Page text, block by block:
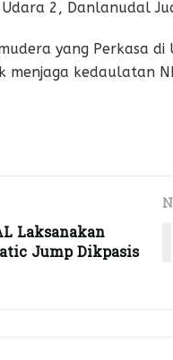
2, Danlanudal
yang Perkasa
menjaga kedaulatan
Laksanakan
Jump Dikpasis